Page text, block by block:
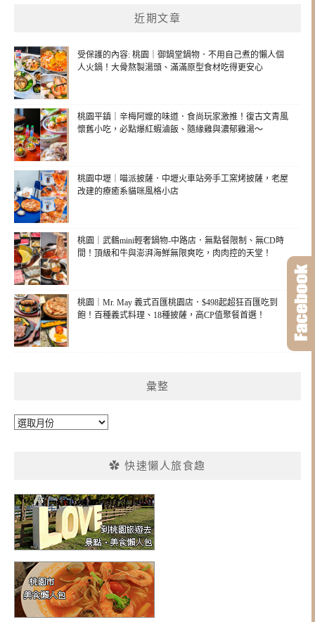
近期文章
受保護的內容: 桃園｜御鍋堂鍋物．不用自己煮的懶人個
人火鍋！大骨熬製湯頭、滿滿原型食材吃得更安心
桃園平鎮｜辛梅阿嬤的味道．食尚玩家激推！復古文青風
懷舊小吃，必點爆紅蝦滷飯、隨緣雞與濃郁雞湯～
桃園中壢｜喵派披薩．中壢火車站旁手工窯烤披薩，老屋
改建的療癒系貓咪風格小店
桃園｜武鶴mini輕奢鍋物-中路店．無點餐限制、無CD時
間！頂級和牛與澎湃海鮮無限爽吃，肉肉控的天堂！
桃園｜Mr. May 義式百匯桃園店．$498起超狂百匯吃到
飽！百種義式料理、18種披薩，高CP值聚餐首選！
彙整
彙
✿ 快速懶人旅食趣